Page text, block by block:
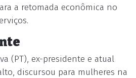
a retomada econômica no
(PT), ex-presidente e atual
discursou para mulheres na